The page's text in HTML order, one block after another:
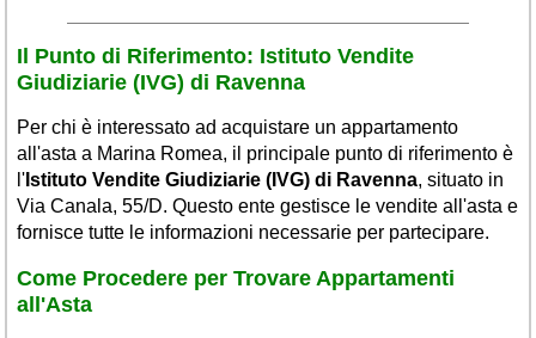
Il Punto di Riferimento: Istituto Vendite
Giudiziarie (IVG) di Ravenna
Per chi è interessato ad acquistare un appartamento
all'asta a Marina Romea, il principale punto di riferimento è
l' Istituto Vendite Giudiziarie (IVG) di Ravenna, situato in
Via Canala, 55/D. Questo ente gestisce le vendite all'asta e
fornisce tutte le informazioni necessarie per partecipare.
Come Procedere per Trovare Appartamenti
all'Asta